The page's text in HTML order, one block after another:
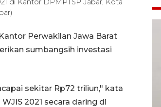
di Kantor DPMPTSP Jabar, Kota
Perwakilan Jawa Barat
sumbangsih investasi
sekitar Rp72 triliun," kata
2021 secara daring di